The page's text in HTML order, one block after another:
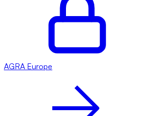
AGRA Europe